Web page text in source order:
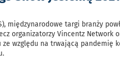
międzynarodowe targi branży
organizatorzy Vincentz Network
ze względu na trwającą pandemię